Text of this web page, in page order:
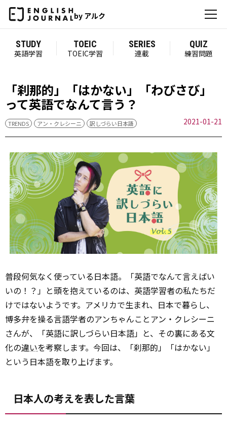
by アルク
STUDY
英語学習
TOEIC
TOEIC学習
SERIES
連載
QUIZ
練習問題
「刹那的」「はかない」「わびさび」
って英語でなんて言う？
TRENDS アン・クレシーニ 訳しづらい日本語 2021-01-21
普段何気なく使っている日本語。「英語でなんて言えばい
いの！？」と頭を抱えているのは、英語学習者の私たちだ
けではないようです。アメリカで生まれ、日本で暮らし、
博多弁を操る言語学者のアンちゃんことアン・クレシーニ
さんが、「英語に訳しづらい日本語」と、その裏にある文
化の違いを考察します。今回は、「刹那的」「はかない」
という日本語を取り上げます。
日本人の考えを表した言葉